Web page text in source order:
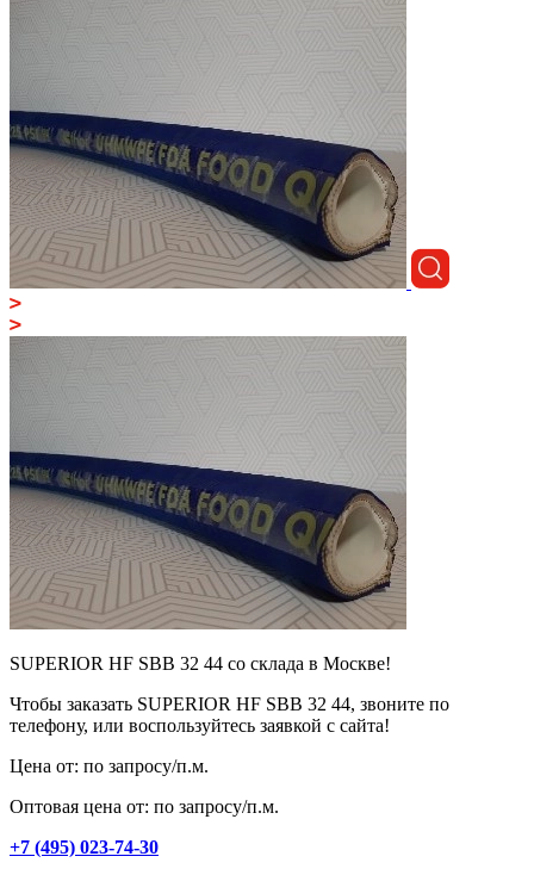
SUPERIOR HF SBB 32 44 со склада в Москве!
Чтобы заказать SUPERIOR HF SBB 32 44, звоните по
телефону, или воспользуйтесь заявкой с сайта!
Цена от: по запросу/п.м.
Оптовая цена от: по запросу/п.м.
+7 (495) 023-74-30